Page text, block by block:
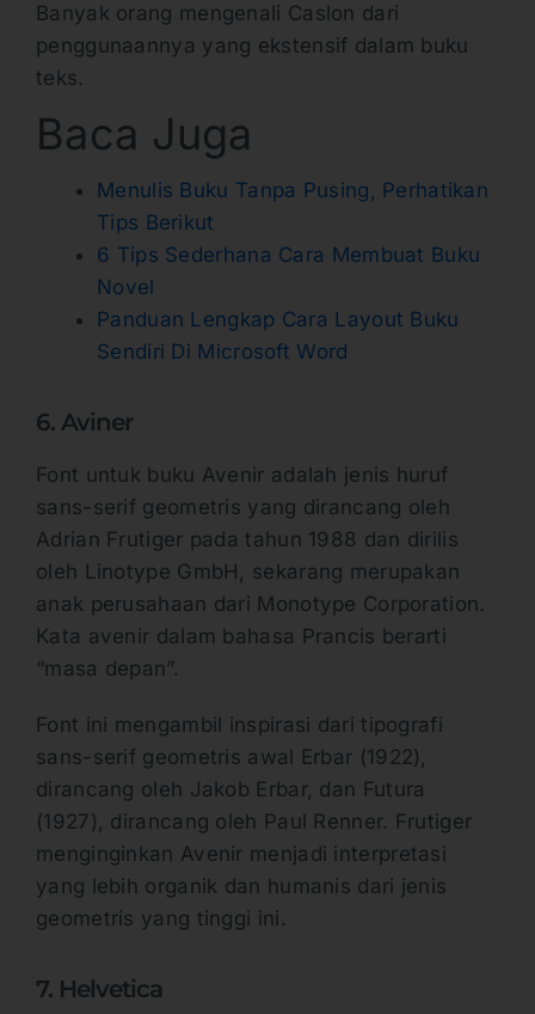
Banyak orang mengenali Caslon dari
penggunaannya yang ekstensif dalam buku
teks.
Baca Juga
Menulis Buku Tanpa Pusing, Perhatikan
Tips Berikut
6 Tips Sederhana Cara Membuat Buku
Novel
Panduan Lengkap Cara Layout Buku
Sendiri Di Microsoft Word
6. Aviner
Font untuk buku Avenir adalah jenis huruf
sans-serif geometris yang dirancang oleh
Adrian Frutiger pada tahun 1988 dan dirilis
oleh Linotype GmbH, sekarang merupakan
anak perusahaan dari Monotype Corporation.
Kata avenir dalam bahasa Prancis berarti
“masa depan”.
Font ini mengambil inspirasi dari tipografi
sans-serif geometris awal Erbar (1922),
dirancang oleh Jakob Erbar, dan Futura
(1927), dirancang oleh Paul Renner. Frutiger
menginginkan Avenir menjadi interpretasi
yang lebih organik dan humanis dari jenis
geometris yang tinggi ini.
7. Helvetica